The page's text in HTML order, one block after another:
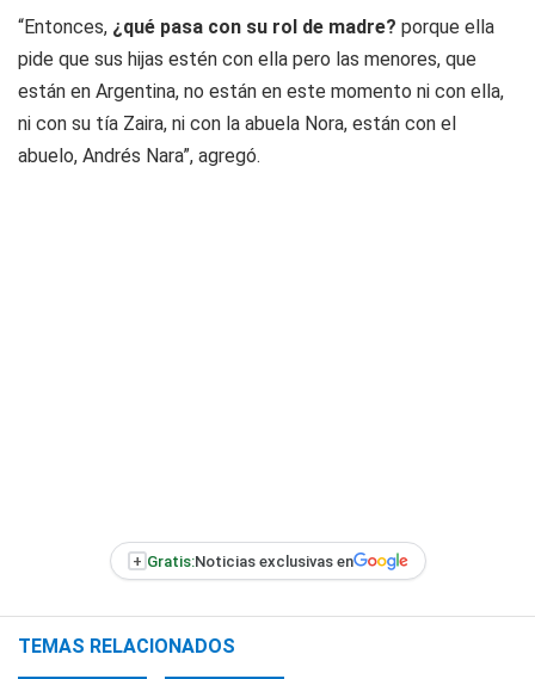
“Entonces, ¿qué pasa con su rol de madre? porque ella
pide que sus hijas estén con ella pero las menores, que
están en Argentina, no están en este momento ni con ella,
ni con su tía Zaira, ni con la abuela Nora, están con el
abuelo, Andrés Nara”, agregó.
+ Gratis:Noticias exclusivas en
TEMAS RELACIONADOS